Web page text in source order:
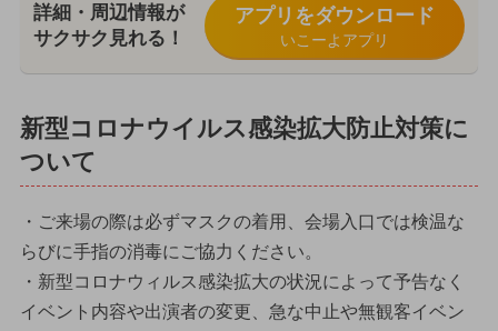
詳細・周辺情報が
サクサク見れる！
アプリをダウンロード
いこーよアプリ
新型コロナウイルス感染拡大防止対策に
ついて
・ご来場の際は必ずマスクの着用、会場入口では検温な
らびに手指の消毒にご協力ください。
・新型コロナウィルス感染拡大の状況によって予告なく
イベント内容や出演者の変更、急な中止や無観客イベン